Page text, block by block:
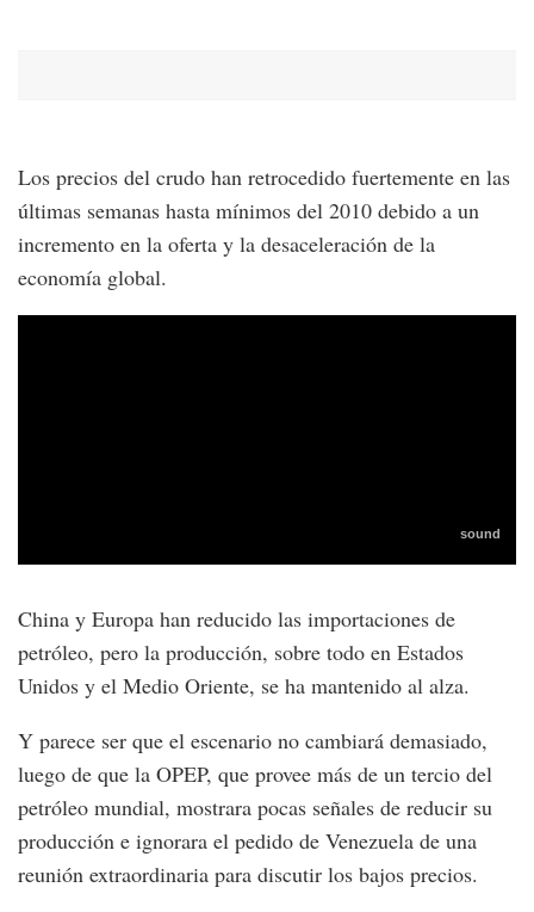
Los precios del crudo han retrocedido fuertemente en las
últimas semanas hasta mínimos del 2010 debido a un
incremento en la oferta y la desaceleración de la
economía global.
China y Europa han reducido las importaciones de
petróleo, pero la producción, sobre todo en Estados
Unidos y el Medio Oriente, se ha mantenido al alza.
Y parece ser que el escenario no cambiará demasiado,
luego de que la OPEP, que provee más de un tercio del
petróleo mundial, mostrara pocas señales de reducir su
producción e ignorara el pedido de Venezuela de una
reunión extraordinaria para discutir los bajos precios.